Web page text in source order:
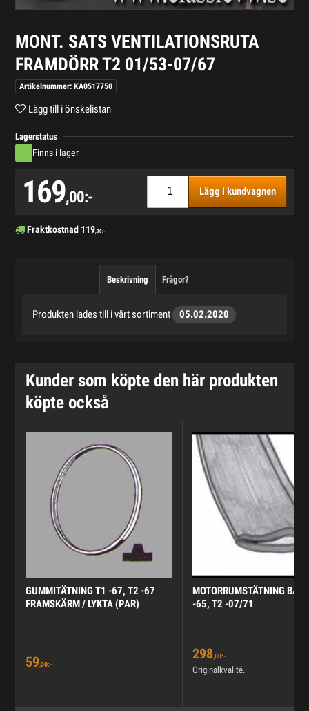
MONT. SATS VENTILATIONSRUTA
FRAMDÖRR T2 01/53-07/67
Artikelnummer: KA0517750
Lägg till i önskelistan
Lagerstatus
Finns i lager
169,00:- Lägg i kundvagnen
Fraktkostnad 119 ,00:-
Beskrivning Frågor?
Produkten lades till i vårt sortiment 05.02.2020
Kunder som köpte den här produkten
köpte också
GUMMITÄTNING T1 -67, T2 -67
FRAMSKÄRM / LYKTA (PAR)
59,00:-
MOTORRUMSTÄTNING
-65, T2 -07/71
298,00:-
Originalkvalité.